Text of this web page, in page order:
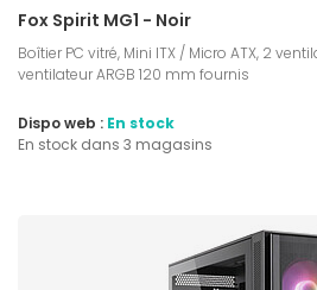
Fox Spirit MG1 - Noir
Boîtier PC vitré, Mini ITX / Micro ATX, 2
ventilateur ARGB 120 mm fournis
Dispo web : En stock
En stock dans 3 magasins